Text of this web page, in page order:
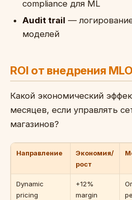
compliance для ML
Audit trail —
моделей
ROI от внедрения
Какой экономический
месяцев, если управлять
магазинов?
Направление
Экономия/
рост
Dynamic
pricing
+12%
margin